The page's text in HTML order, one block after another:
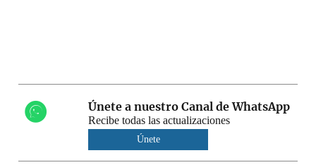
Únete a nuestro Canal de WhatsApp
Recibe todas las actualizaciones
Únete